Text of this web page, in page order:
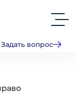
Задать вопрос